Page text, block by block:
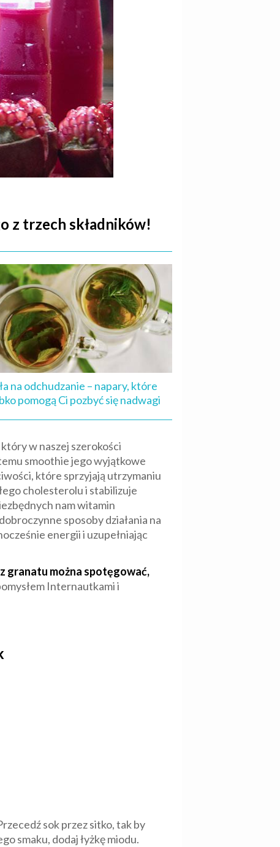
z trzech składników!
na odchudzanie – napary, które
pomogą Ci pozbyć się nadwagi
który w naszej szerokości
smoothie jego wyjątkowe
które sprzyjają utrzymaniu
cholesterolu i stabilizuje
nam witamin
sposoby działania na
energii i uzupełniając
granatu można spotęgować,
Internautkami i
sok przez sitko, tak by
smaku, dodaj łyżkę miodu.